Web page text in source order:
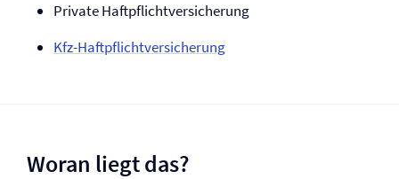
Private Haftpflicht­versicherung
Kfz-Haftpflicht­versicherung
Woran liegt das?